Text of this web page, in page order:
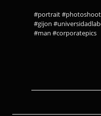
#portrait
#gijon
#man #corporatepics